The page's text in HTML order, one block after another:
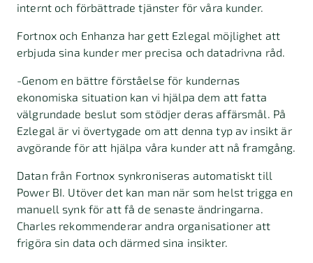
internt och förbättrade tjänster för våra kunder.
Fortnox och Enhanza har gett Ezlegal möjlighet att
erbjuda sina kunder mer precisa och datadrivna råd.
-Genom en bättre förståelse för kundernas
ekonomiska situation kan vi hjälpa dem att fatta
välgrundade beslut som stödjer deras affärsmål. På
Ezlegal är vi övertygade om att denna typ av insikt är
avgörande för att hjälpa våra kunder att nå framgång.
Datan från Fortnox synkroniseras automatiskt till
Power BI. Utöver det kan man när som helst trigga en
manuell synk för att få de senaste ändringarna.
Charles rekommenderar andra organisationer att
frigöra sin data och därmed sina insikter.